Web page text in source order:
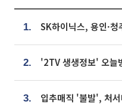
1.
2.
3. 입추매직 '불발', 처